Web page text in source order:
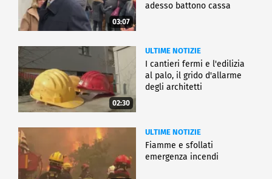
03:07
adesso battono cassa
02:30
ULTIME NOTIZIE
I cantieri fermi e l'edilizia
al palo, il grido d'allarme
degli architetti
ULTIME NOTIZIE
Fiamme e sfollati
emergenza incendi